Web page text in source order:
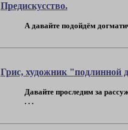
Предискусство.
А давайте подойдём
Грис, художник "подлинной
Давайте проследим за
. . .